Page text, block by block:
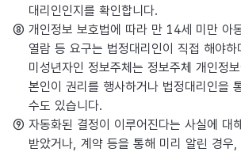
대리인인지를 확인합니다.
⑧ 개인정보 보호법에 따라 만 14세 미만 아
열람 등 요구는 법정대리인이 직접 해야
미성년자인 정보주체는 정보주체 개인정
본인이 권리를 행사하거나 법정대리인을
수도 있습니다.
⑨ 자동화된 결정이 이루어진다는 사실에 대
받았거나, 계약 등을 통해 미리 알린 경우,